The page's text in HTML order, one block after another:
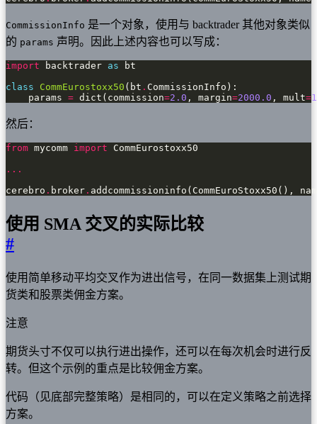
CommissionInfo 是一个对象，使用与 backtrader 其他对象类似
的 params 声明。因此上述内容也可以写成：
import backtrader as
class
CommEurostoxx50 (bt .
    params
= dict(commission=2.0 , margin=2000.0 , mult=
然后：
from mycomm import
...
cerebro . broker . addcommissioninfo(CommEuroStoxx50(),
使用 SMA 交叉的实际比较
#
使用简单移动平均交叉作为进出信号，在同一数据集上测试期
货类和股票类佣金方案。
注意
期货头寸不仅可以执行进出操作，还可以在每次机会时进行反
转。但这个示例的重点是比较佣金方案。
代码（见底部完整策略）是相同的，可以在定义策略之前选择
方案。